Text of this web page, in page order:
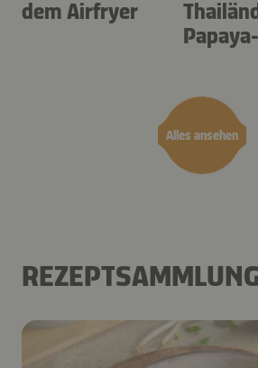
Alles ansehen
dem Airfryer